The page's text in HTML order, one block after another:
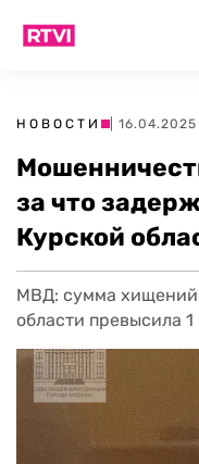
НОВОСТИ |
за что
Курской
МВД: сумма хищений
области превысила